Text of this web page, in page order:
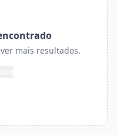
mais resultados.